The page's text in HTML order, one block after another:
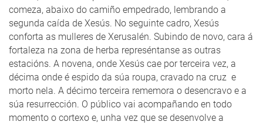
comeza, abaixo do camiño empedrado, lembrando a
segunda caída de Xesús. No seguinte cadro, Xesús
conforta as mulleres de Xerusalén. Subindo de novo, cara á
fortaleza na zona de herba represéntanse as outras
estacións. A novena, onde Xesús cae por terceira vez, a
décima onde é espido da súa roupa, cravado na cruz e
morto nela. A décimo terceira rememora o desencravo e a
súa resurrección. O público vai acompañando en todo
momento o cortexo e, unha vez que se desenvolve a